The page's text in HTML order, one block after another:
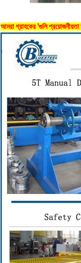
আমরা গ্রাহকের 'গুলি প্রয়োজনীয়তা